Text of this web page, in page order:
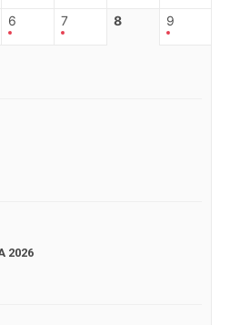
6 7 8 9
2026